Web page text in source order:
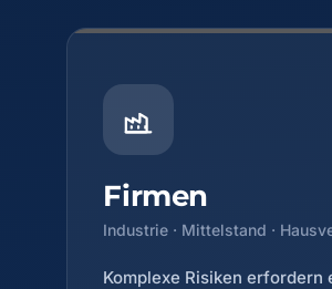
Firmen
Industrie · Mittelstand ·
Komplexe Risiken erfordern